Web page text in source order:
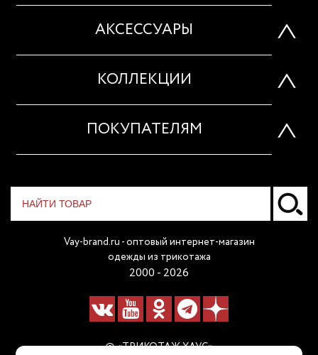
АКСЕССУАРЫ
КОЛЛЕКЦИИ
ПОКУПАТЕЛЯМ
Vay-brand.ru - оптовый интернет-магазин
одежды из трикотажа
2000 - 2026
© «ТРИКОТАЖ ХАУС»